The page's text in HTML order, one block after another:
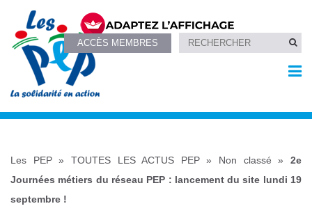
ACCÈS MEMBRES
Les PEP» TOUTES LES ACTUS PEP» Non classé »2e
Journées métiers du réseau PEP : lancement du site lundi 19
septembre !